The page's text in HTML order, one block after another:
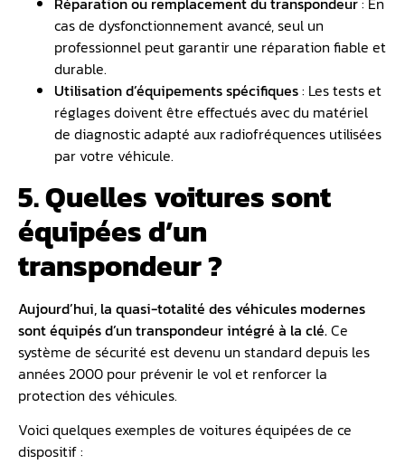
cas de dysfonctionnement avancé, seul un
professionnel peut garantir une réparation fiable et
durable.
Utilisation d’équipements spécifiques: Les tests et
réglages doivent être effectués avec du matériel
de diagnostic adapté aux radiofréquences utilisées
par votre véhicule.
5. Quelles voitures sont
équipées d’un
transpondeur ?
Aujourd’hui, la quasi-totalité des véhicules modernes
sont équipés d’un transpondeur intégré à la clé.Ce
système de sécurité est devenu un standard depuis les
années 2000 pour prévenir le vol et renforcer la
protection des véhicules.
Voici quelques exemples de voitures équipées de ce
dispositif :